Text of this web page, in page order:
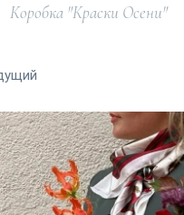
  Коробка "Краски Осени"